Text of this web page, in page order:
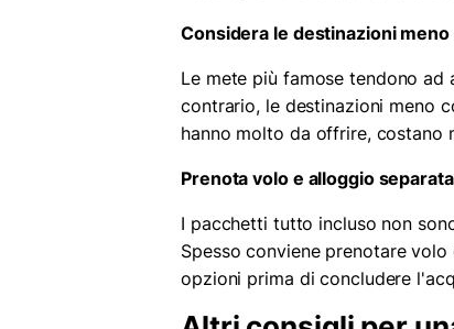
Considera le destinazioni meno
Le mete più famose tendono
contrario, le destinazioni meno
hanno molto da offrire, costano
Prenota volo e alloggio
I pacchetti tutto incluso non
Spesso conviene prenotare
opzioni prima di concludere